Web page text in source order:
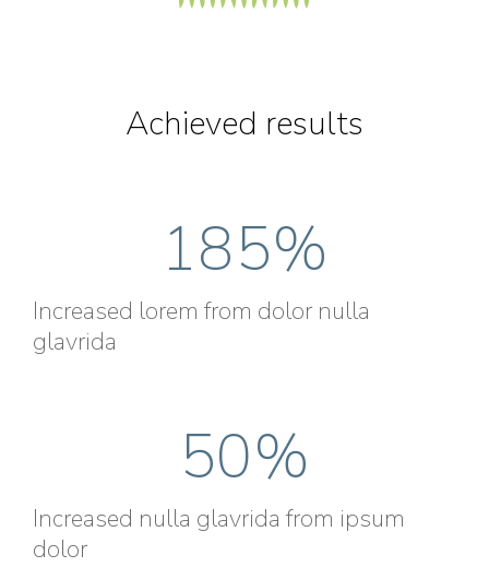
Achieved results
Increased lorem from dolor nulla
glavrida
185%
Increased nulla glavrida from ipsum
dolor
50%